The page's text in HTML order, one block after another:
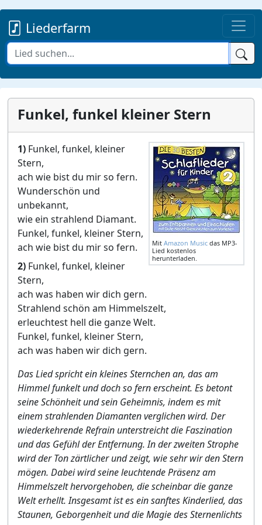
Liederfarm
Funkel, funkel kleiner Stern
Mit Amazon Music das MP3-
Lied kostenlos
herunterladen.
1) Funkel, funkel, kleiner
Stern,
ach wie bist du mir so fern.
Wunderschön und
unbekannt,
wie ein strahlend Diamant.
Funkel, funkel, kleiner Stern,
ach wie bist du mir so fern.
2) Funkel, funkel, kleiner
Stern,
ach was haben wir dich gern.
Strahlend schön am Himmelszelt,
erleuchtest hell die ganze Welt.
Funkel, funkel, kleiner Stern,
ach was haben wir dich gern.
Das Lied spricht ein kleines Sternchen an, das am
Himmel funkelt und doch so fern erscheint. Es betont
seine Schönheit und sein Geheimnis, indem es mit
einem strahlenden Diamanten verglichen wird. Der
wiederkehrende Refrain unterstreicht die Faszination
und das Gefühl der Entfernung. In der zweiten Strophe
wird der Ton zärtlicher und zeigt, wie sehr wir den Stern
mögen. Dabei wird seine leuchtende Präsenz am
Himmelszelt hervorgehoben, die scheinbar die ganze
Welt erhellt. Insgesamt ist es ein sanftes Kinderlied, das
Staunen, Geborgenheit und die Magie des Sternenlichts